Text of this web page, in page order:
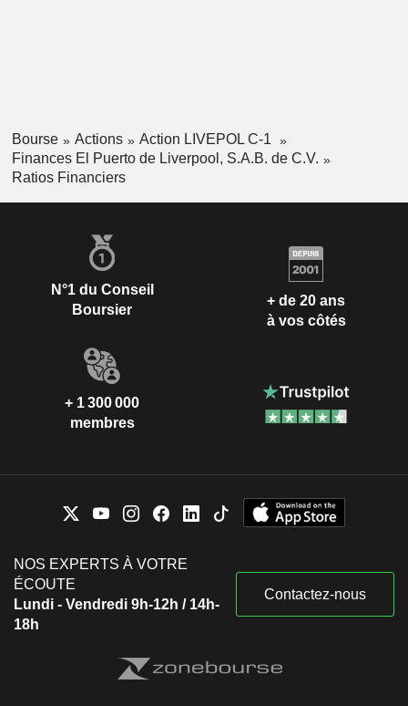
Bourse Actions
Action LIVEPOL C-1
Finances El Puerto de Liverpool, S.A.B. de C.V.
Ratios Financiers
N°1 du Conseil
Boursier
+ de 20 ans
à vos côtés
+ 1 300 000
membres
NOS EXPERTS À VOTRE
ÉCOUTE
Lundi - Vendredi 9h-12h / 14h-
18h
Contactez-nous